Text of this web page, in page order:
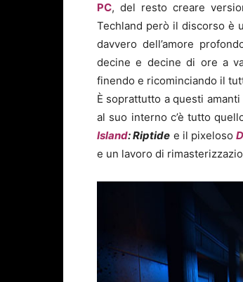
PC, del resto creare
Techland però il discorso è
davvero dell’amore
decine e decine di ore a
finendo e ricominciando il
È soprattutto a questi
al suo interno c’è tutto
Island: Riptide e il pixeloso
e un lavoro di